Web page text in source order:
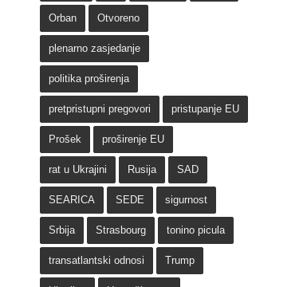
Orban Otvoreno
plenarno zasjedanje
politika proširenja
pretpristupni pregovori pristupanje EU
Prošek proširenje EU
rat u Ukrajini Rusija SAD
SEARICA SEDE sigurnost
Srbija Strasbourg tonino picula
transatlantski odnosi Trump